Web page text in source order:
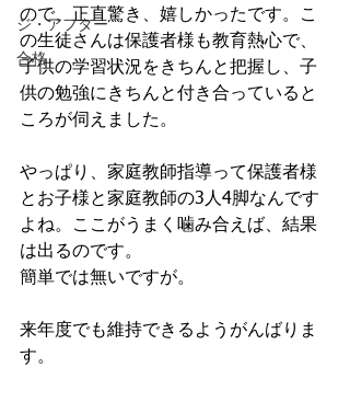
ジ・アフター
合格
ので、正直驚き、嬉しかったです。こ
の生徒さんは保護者様も教育熱心で、
子供の学習状況をきちんと把握し、子
供の勉強にきちんと付き合っていると
ころが伺えました。
やっぱり、家庭教師指導って保護者様
とお子様と家庭教師の3人4脚なんです
よね。ここがうまく噛み合えば、結果
は出るのです。
簡単では無いですが。
来年度でも維持できるようがんばりま
す。